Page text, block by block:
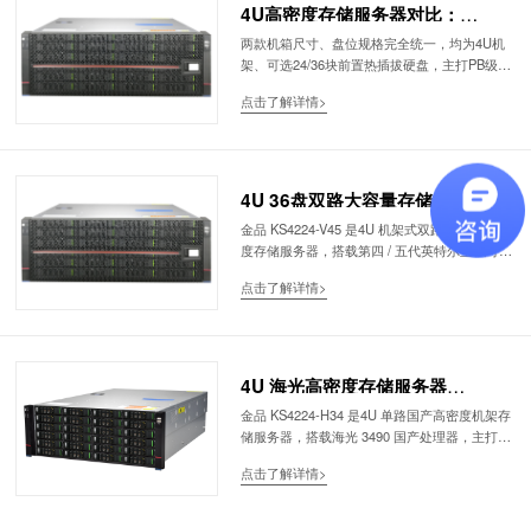
4U高密度存储服务器对比：
KS4224-H34（海光单路信创）
VSKS4224-V45（双路至强商用）
｜场景选型
两款机箱尺寸、盘位规格完全统一，均为4U机
架、可选24/36块前置热插拔硬盘，主打PB级海
显，面向两类完全不同客户群体： 金品
档案、小型国产存储集群，满足等保、信创招标
自主可控硬性要求，性价比高、功耗更低。
点击了解详情>
4U 36盘双路大容量存储服务器｜
金品 KS4224-V45｜四代 / 五代至
强｜分布式存储 / 大数据湖 / 视频
媒资 / 虚拟化存储
金品 KS4224-V45 是4U 机架式双路高性能高密
度存储服务器，搭载第四 / 五代英特尔至强可扩
24/36 块前置热插拔硬盘，搭配 16 条 DDR5 内
储、数据库存储节点、海量离线大数据，是互联
网、广电、安防、政企、科研机构 PB 级数据存
储主力硬件，兼顾计算与存储一体化需求。
点击了解详情>
4U 海光高密度存储服务器
KS4224-H34｜24/36 盘位国产化
归档 / 备份 / 分布式存储
金品 KS4224-H34 是4U 单路国产高密度机架存
储服务器，搭载海光 3490 国产处理器，主打超
置热插拔配置。整机兼顾大容量归档、数据备
点击了解详情>